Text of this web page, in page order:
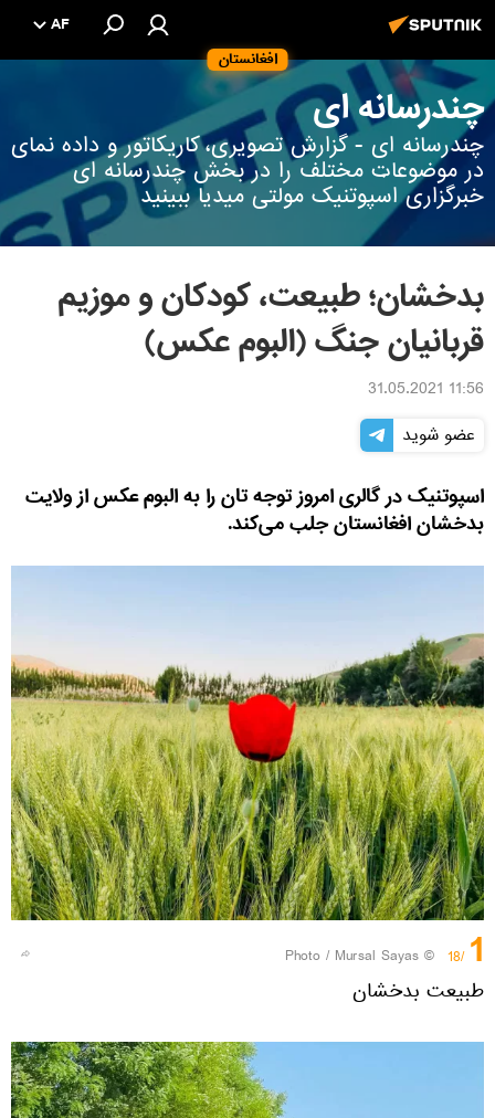
افغانستان
AF
چندرسانه ای
چندرسانه ای - گزارش تصویری، کاریکاتور و داده نمای
در موضوعات مختلف را در بخش چندرسانه ای
خبرگزاری اسپوتنیک مولتی میدیا ببینید
بدخشان؛ طبیعت، کودکان و موزیم
قربانیان جنگ (البوم عکس)
11:56 31.05.2021
عضو شوید
اسپوتنیک در گالری امروز توجه تان را به البوم عکس از ولایت
بدخشان افغانستان جلب می‌کند.
1
/18
© Photo / Mursal Sayas
طبیعت بدخشان